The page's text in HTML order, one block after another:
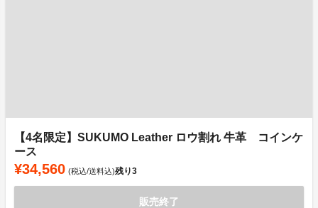
【4名限定】SUKUMO Leather ロウ割れ 牛革 コインケ
ース
¥34,560 (税込/送料込)残り3
販売終了